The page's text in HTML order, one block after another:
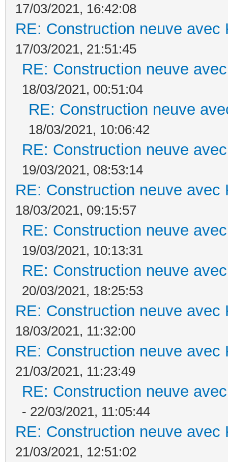
17/03/2021, 16:42:08
RE: Construction neuve avec
17/03/2021, 21:51:45
RE: Construction neuve
18/03/2021, 00:51:04
RE: Construction neuve
18/03/2021, 10:06:42
RE: Construction neuve
19/03/2021, 08:53:14
RE: Construction neuve avec
18/03/2021, 09:15:57
RE: Construction neuve
19/03/2021, 10:13:31
RE: Construction neuve
20/03/2021, 18:25:53
RE: Construction neuve avec
18/03/2021, 11:32:00
RE: Construction neuve avec
21/03/2021, 11:23:49
RE: Construction neuve
- 22/03/2021, 11:05:44
RE: Construction neuve avec
21/03/2021, 12:51:02